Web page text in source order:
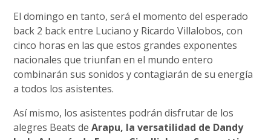
El domingo en tanto, será el momento del esperado
back 2 back entre Luciano y Ricardo Villalobos, con
cinco horas en las que estos grandes exponentes
nacionales que triunfan en el mundo entero
combinarán sus sonidos y contagiarán de su energía
a todos los asistentes.
Así mismo, los asistentes podrán disfrutar de los
alegres Beats deArapu, la versatilidad de Dandy